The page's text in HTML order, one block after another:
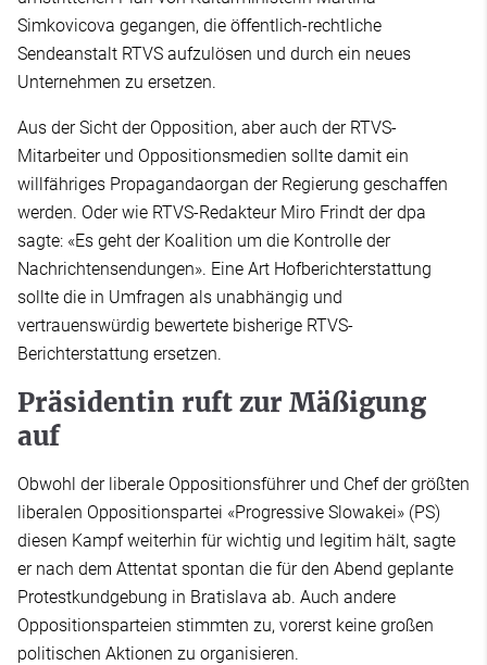
Simkovicova gegangen, die öffentlich-rechtliche
Sendeanstalt RTVS aufzulösen und durch ein neues
Unternehmen zu ersetzen.
Aus der Sicht der Opposition, aber auch der RTVS-
Mitarbeiter und Oppositionsmedien sollte damit ein
willfähriges Propagandaorgan der Regierung geschaffen
werden. Oder wie RTVS-Redakteur Miro Frindt der dpa
sagte: «Es geht der Koalition um die Kontrolle der
Nachrichtensendungen». Eine Art Hofberichterstattung
sollte die in Umfragen als unabhängig und
vertrauenswürdig bewertete bisherige RTVS-
Berichterstattung ersetzen.
Präsidentin ruft zur Mäßigung
auf
Obwohl der liberale Oppositionsführer und Chef der größten
liberalen Oppositionspartei «Progressive Slowakei» (PS)
diesen Kampf weiterhin für wichtig und legitim hält, sagte
er nach dem Attentat spontan die für den Abend geplante
Protestkundgebung in Bratislava ab. Auch andere
Oppositionsparteien stimmten zu, vorerst keine großen
politischen Aktionen zu organisieren.